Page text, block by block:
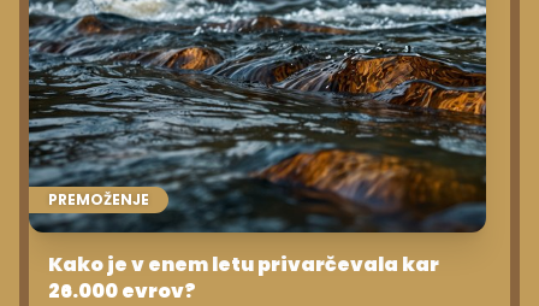
PREMOŽENJE
Kako je v enem letu privarčevala kar
26.000 evrov?